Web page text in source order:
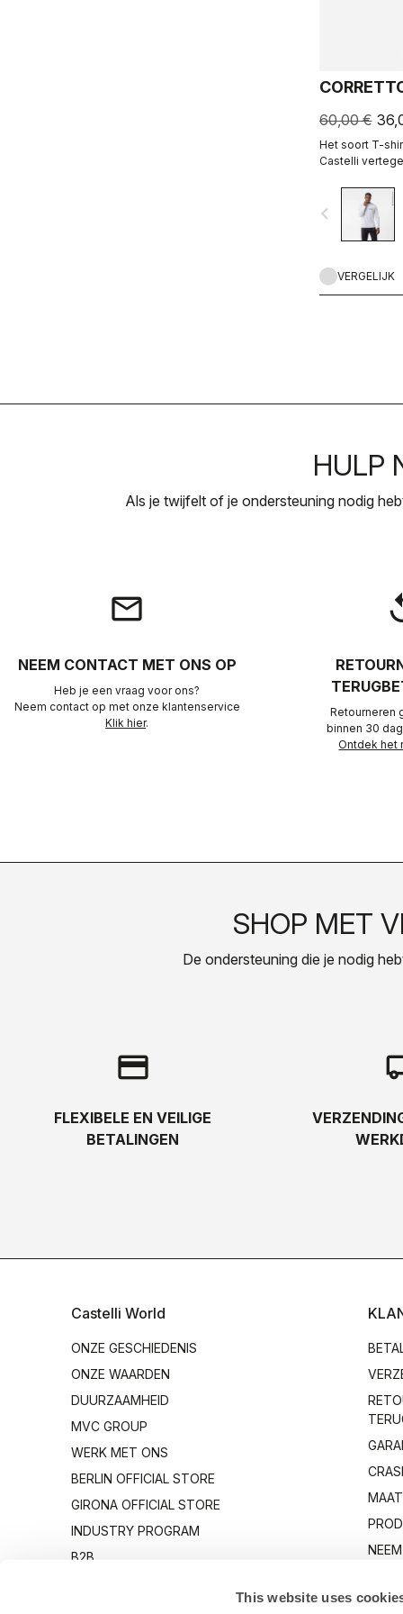
This website uses
60,00 €
Het soort T-
Castelli
navigate_before
VERGELIJK
HULP
Als je twijfelt of je ondersteuning nodig
email
NEEM CONTACT MET ONS OP
Heb je een vraag voor ons?
Neem contact op met onze klantenservice
Klik hier.
Retourneren
binnen 30
Ontdek het
SHOP MET
De ondersteuning die je nodig
credit_card
FLEXIBELE EN VEILIGE
BETALINGEN
Castelli World
ONZE GESCHIEDENIS
ONZE WAARDEN
DUURZAAMHEID
MVC GROUP
WERK MET ONS
BERLIN OFFICIAL STORE
GIRONA OFFICIAL STORE
INDUSTRY PROGRAM
B2B